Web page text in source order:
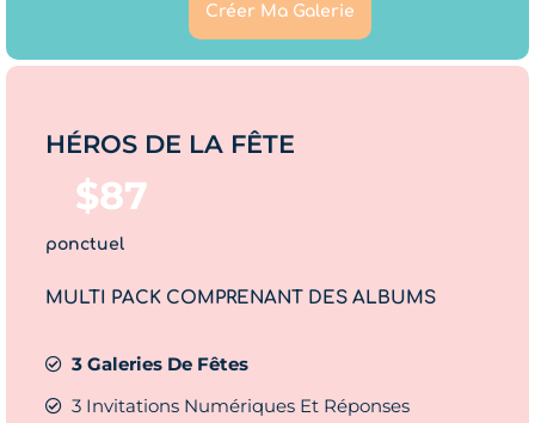
Créer Ma Galerie
HÉROS DE LA FÊTE
$87
ponctuel
MULTI PACK COMPRENANT DES ALBUMS
3 Galeries De Fêtes
3 Invitations Numériques Et Réponses